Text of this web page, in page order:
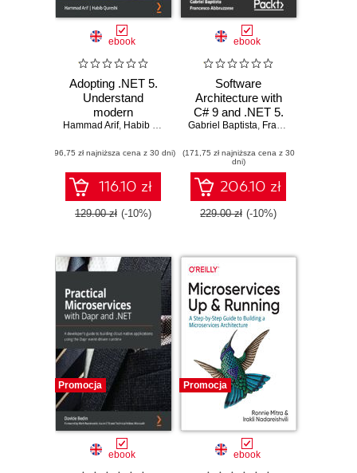
ebook
Adopting .NET 5.
Understand
modern
architectures,
practices, and the
new features in
.NET 5
Hammad Arif, Habib Qureshi
(96,75 zł najniższa cena z 30 dni)
116.10 zł
129.00 zł (-10%)
ebook
Software
Architecture with
C# 9 and .NET 5.
Architecting
using
microservices,
DevOps, and
design patterns for
Azure - Second
Gabriel Baptista, Francesco Abbruzzese
(171,75 zł najniższa cena z 30
dni)
206.10 zł
229.00 zł (-10%)
Promocja
ebook
Promocja
ebook